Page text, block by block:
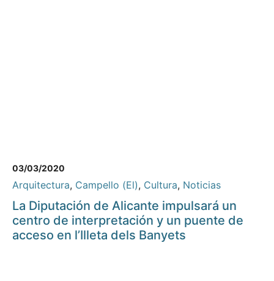
03/03/2020
Arquitectura, Campello (El), Cultura, Noticias
La Diputación de Alicante impulsará un
centro de interpretación y un puente de
acceso en l’Illeta dels Banyets